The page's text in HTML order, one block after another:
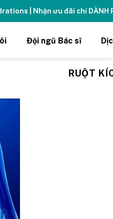
| Nhận ưu đãi chỉ DÀNH
Đội ngũ Bác sĩ
RUỘT